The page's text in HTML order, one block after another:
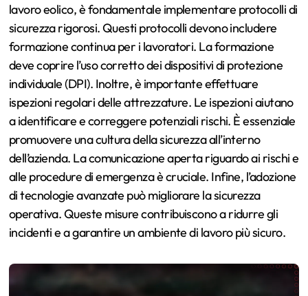
lavoro eolico, è fondamentale implementare protocolli di
sicurezza rigorosi. Questi protocolli devono includere
formazione continua per i lavoratori. La formazione
deve coprire l’uso corretto dei dispositivi di protezione
individuale (DPI). Inoltre, è importante effettuare
ispezioni regolari delle attrezzature. Le ispezioni aiutano
a identificare e correggere potenziali rischi. È essenziale
promuovere una cultura della sicurezza all’interno
dell’azienda. La comunicazione aperta riguardo ai rischi e
alle procedure di emergenza è cruciale. Infine, l’adozione
di tecnologie avanzate può migliorare la sicurezza
operativa. Queste misure contribuiscono a ridurre gli
incidenti e a garantire un ambiente di lavoro più sicuro.